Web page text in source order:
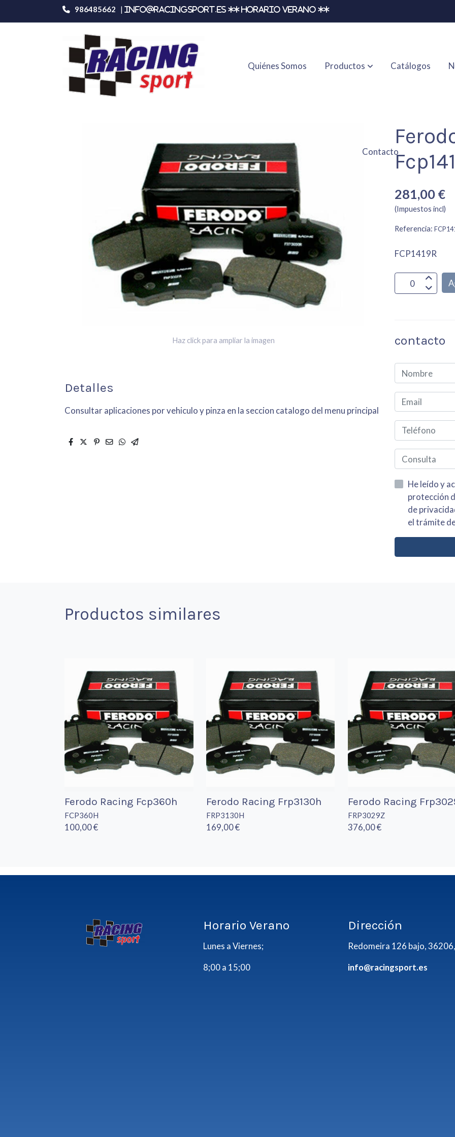
986485662 | info@racingsport.es ** HORARIO VERANO **
Quiénes Somos Productos Catálogos
Contacto
Productos Ferodo Racing Fcp1419r
Haz click para ampliar la imagen
Detalles
Consultar aplicaciones por vehiculo y pinza en la seccion catalogo del menu principal
281,00 €
(Impuestos incl)
Referencia:
FCP1419R
contacto
He leído y acepto la
protección de datos asi como el
de privacidad y acepto el tratamiento de mis
el trámite
Productos similares
Ferodo Racing Fcp360h
FCP360H
100,00 €
Ferodo Racing Frp3130h
FRP3130H
169,00 €
Ferodo Racing
FRP3029Z
376,00 €
Horario Verano
Lunes a Viernes;
8;00 a 15;00
Dirección
Redomeira 126 bajo,
info@racingsport.es